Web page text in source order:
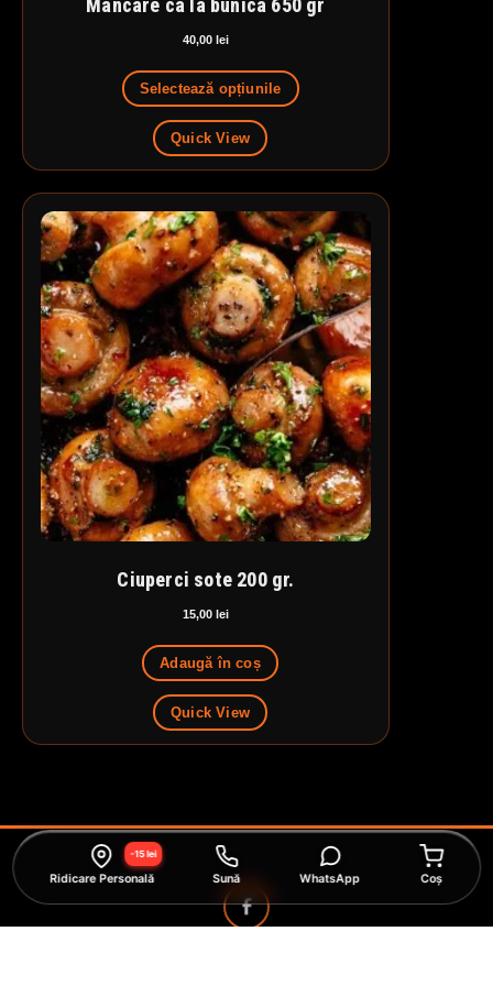
Mancare ca la bunica 650 gr
40,00 lei
Selectează opțiunile
Quick View
Ciuperci sote 200 gr.
15,00 lei
Adaugă în coș
Quick View
-15 lei
Ridicare Personală Sună WhatsApp Coș